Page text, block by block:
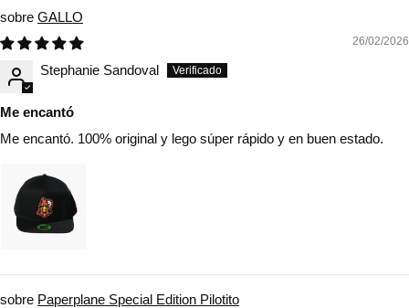
GALLO
26/02/2026
Stephanie Sandoval
Me encantó
Me encantó. 100% original y lego súper rápido y en buen estado.
Paperplane Special Edition Pilotito